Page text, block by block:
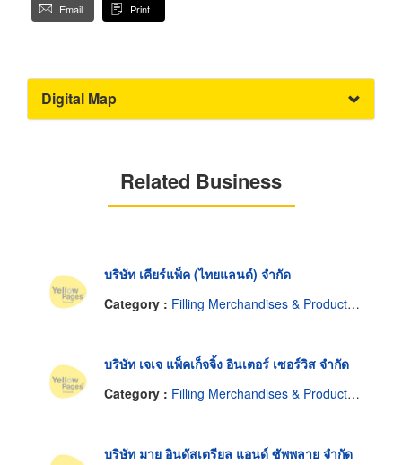
Email Print
Digital Map
Related Business
บริษัท เคียร์แพ็ค (ไทยแลนด์) จำกัด
Category : Filling Merchandises & Products-Contractors
บริษัท เจเจ แพ็คเก็จจิ้ง อินเตอร์ เซอร์วิส จำกัด
Category : Filling Merchandises & Products-Contractors
บริษัท มาย อินดัสเตรียล แอนด์ ซัพพลาย จำกัด